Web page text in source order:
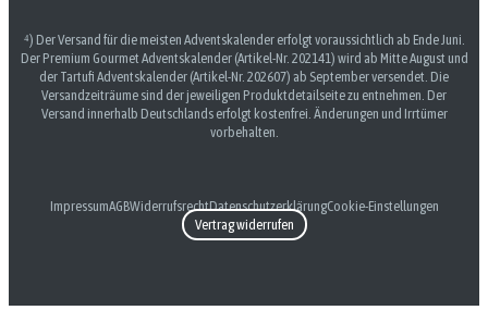
⁴) Der Versand für die meisten Adventskalender erfolgt voraussichtlich ab Ende Juni.
Der Premium Gourmet Adventskalender (Artikel-Nr. 202141) wird ab Mitte August und
der Tartufi Adventskalender (Artikel-Nr. 202607) ab September versendet. Die
Versandzeiträume sind der jeweiligen Produktdetailseite zu entnehmen. Der
Versand innerhalb Deutschlands erfolgt kostenfrei. Änderungen und Irrtümer
vorbehalten.
ImpressumAGBWiderrufsrechtDatenschutzerklärungCookie-Einstellungen
Vertrag widerrufen